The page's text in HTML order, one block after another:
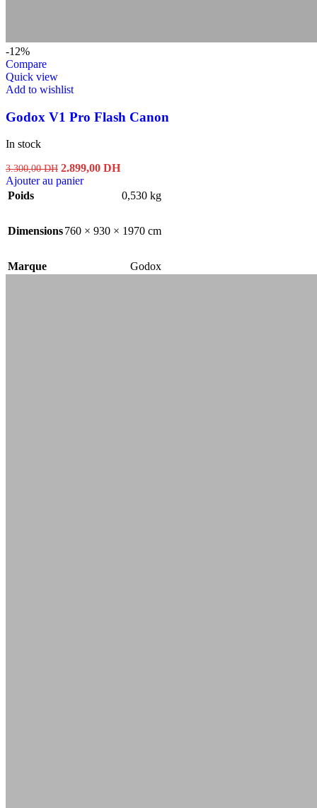
-12%
Compare
Quick view
Add to wishlist
Godox V1 Pro Flash Canon
In stock
3.300,00DH Le
prix
2.899,00 DHLe
actuel
Ajouter au panier
Poids
0,530 kg
Dimensions760 × 930 × 1970 cm
Marque Godox